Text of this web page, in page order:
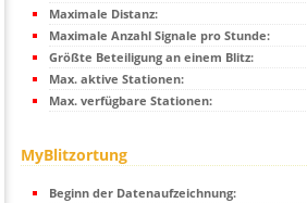
Maximale Distanz:
Maximale Anzahl Signale pro Stunde:
Größte Beteiligung an einem Blitz:
Max. aktive Stationen:
Max. verfügbare Stationen:
MyBlitzortung
Beginn der Datenaufzeichnung: